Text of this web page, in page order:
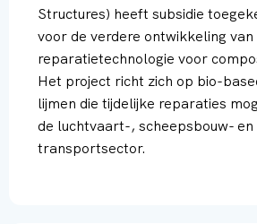
Structures) heeft subsidie
voor de verdere ontwikkeling van
reparatietechnologie voor
Het project richt zich op bio-
lijmen die tijdelijke reparaties
de luchtvaart-, scheepsbouw- en
transportsector.